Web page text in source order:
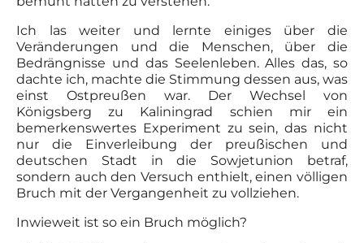
Ich las weiter und lernte einiges über die
Veränderungen und die Menschen, über die
Bedrängnisse und das Seelenleben. Alles das, so
dachte ich, machte die Stimmung dessen aus, was
einst Ostpreußen war. Der Wechsel von
Königsberg zu Kaliningrad schien mir ein
bemerkenswertes Experiment zu sein, das nicht
nur die Einverleibung der preußischen und
deutschen Stadt in die Sowjetunion betraf,
sondern auch den Versuch enthielt, einen völligen
Bruch mit der Vergangenheit zu vollziehen.
Inwieweit ist so ein Bruch möglich?